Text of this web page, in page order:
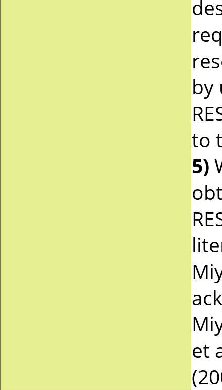
by
to
5)
et